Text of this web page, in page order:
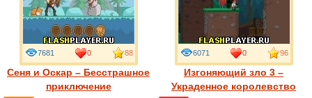
Сеня и Оскар – Бесстрашное
приключение
7681 0 88
Изгоняющий зло 3 –
Украденное королевство
6071 0 96